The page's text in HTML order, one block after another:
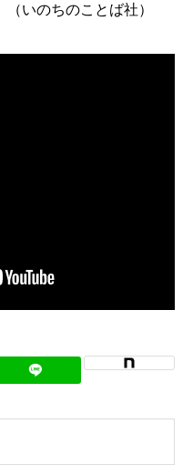
（いのちのことば社）